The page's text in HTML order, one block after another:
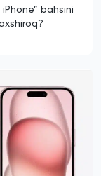
bahsini